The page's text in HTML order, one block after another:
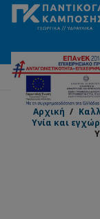
Αρχική /
Υνία και